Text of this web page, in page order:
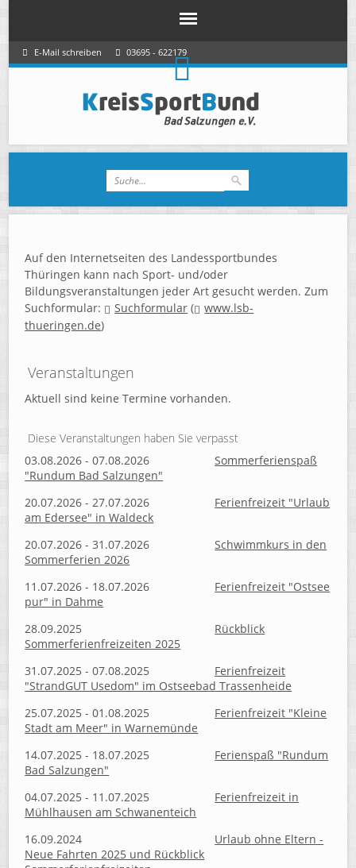
E-Mail schreiben 03695 - 622179
Auf den Internetseiten des Landessportbundes
Thüringen kann nach Sport- und/oder
Bildungsveranstaltungen jeder Art gesucht werden. Zum
Suchformular:
Suchformular (
www.lsb-
thueringen.de)
Veranstaltungen
Aktuell sind keine Termine vorhanden.
Diese Veranstaltungen haben Sie verpasst
03.08.2026 - 07.08.2026
Sommerferienspaß
"Rundum Bad Salzungen"
20.07.2026 - 27.07.2026
Ferienfreizeit "Urlaub
am Edersee" in Waldeck
20.07.2026 - 31.07.2026
Schwimmkurs in den
Sommerferien 2026
11.07.2026 - 18.07.2026
Ferienfreizeit "Ostsee
pur" in Dahme
28.09.2025
Rückblick
Sommerferienfreizeiten 2025
31.07.2025 - 07.08.2025
Ferienfreizeit
"StrandGUT Usedom" im Ostseebad Trassenheide
25.07.2025 - 01.08.2025
Ferienfreizeit "Kleine
Stadt am Meer" in Warnemünde
14.07.2025 - 18.07.2025
Ferienspaß "Rundum
Bad Salzungen"
04.07.2025 - 11.07.2025
Ferienfreizeit in
Mühlhausen am Schwanenteich
16.09.2024
Urlaub ohne Eltern -
Neue Fahrten 2025 und Rückblick